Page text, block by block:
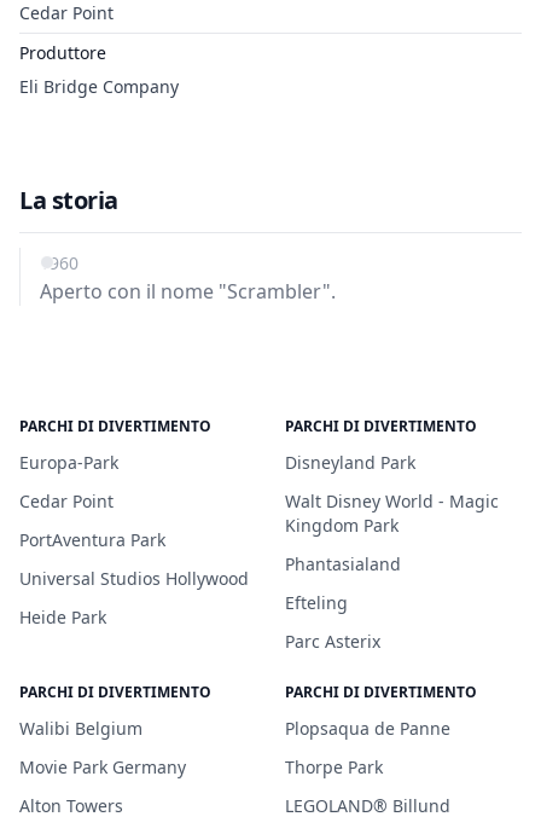
Cedar Point
Produttore
Eli Bridge Company
La storia
1960
Aperto con il nome "Scrambler".
PARCHI DI DIVERTIMENTO
Europa-Park
Cedar Point
PortAventura Park
Universal Studios Hollywood
Heide Park
PARCHI DI DIVERTIMENTO
Disneyland Park
Walt Disney World - Magic
Kingdom Park
Phantasialand
Efteling
Parc Asterix
PARCHI DI DIVERTIMENTO
Walibi Belgium
Movie Park Germany
Alton Towers
PARCHI DI DIVERTIMENTO
Plopsaqua de Panne
Thorpe Park
LEGOLAND® Billund